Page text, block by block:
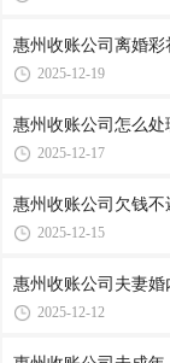
惠州收账公司​离婚彩
2025-12-19
惠州收账公司​怎么
2025-12-17
惠州收账公司​欠钱
2025-12-15
惠州收账公司夫妻婚
2025-12-12